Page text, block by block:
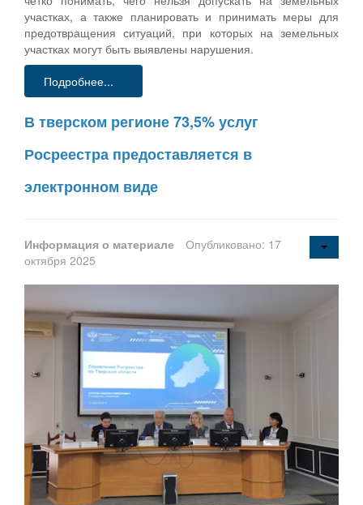
участках, а также планировать и принимать меры для
предотвращения ситуаций, при которых на земельных
участках могут быть выявлены нарушения.
Подробнее...
В тверском регионе 73,5% услуг
Росреестра предоставляется в
электронном виде
Информация о материале
Опубликовано: 17
октября 2025